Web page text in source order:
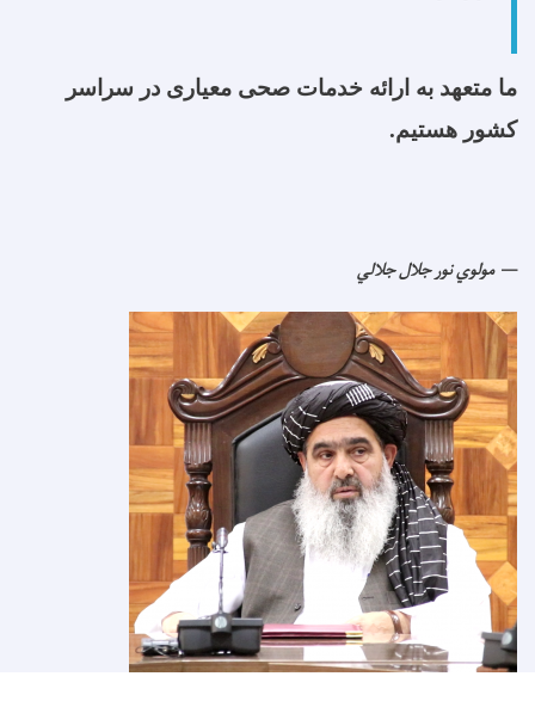
ما متعهد به ارائه خدمات صحی معیاری در سراسر
کشور هستیم.
مولوي نور جلال جلالي